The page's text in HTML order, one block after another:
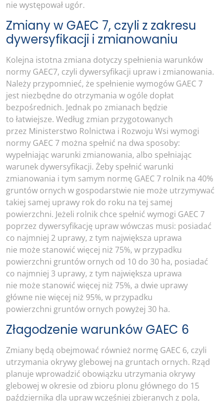
nie występował ugór.
Zmiany w GAEC 7, czyli z zakresu
dywersyfikacji i zmianowaniu
Kolejna istotna zmiana dotyczy spełnienia warunków
normy GAEC7, czyli dywersyfikacji upraw i zmianowania.
Należy przypomnieć, że spełnienie wymogów GAEC 7
jest niezbędne do otrzymania w ogóle dopłat
bezpośrednich. Jednak po zmianach będzie
to łatwiejsze. Według zmian przygotowanych
przez Ministerstwo Rolnictwa i Rozwoju Wsi wymogi
normy GAEC 7 można spełnić na dwa sposoby:
wypełniając warunki zmianowania, albo spełniając
warunek dywersyfikacji. Żeby spełnić warunki
zmianowania i tym samym normę GAEC 7 rolnik na 40%
gruntów ornych w gospodarstwie nie może utrzymywać
takiej samej uprawy rok do roku na tej samej
powierzchni. Jeżeli rolnik chce spełnić wymogi GAEC 7
poprzez dywersyfikację upraw wówczas musi: posiadać
co najmniej 2 uprawy, z tym największa uprawa
nie może stanowić więcej niż 75%, w przypadku
powierzchni gruntów ornych od 10 do 30 ha, posiadać
co najmniej 3 uprawy, z tym największa uprawa
nie może stanowić więcej niż 75%, a dwie uprawy
główne nie więcej niż 95%, w przypadku
powierzchni gruntów ornych powyżej 30 ha.
Złagodzenie warunków GAEC 6
Zmiany będą obejmować również normę GAEC 6, czyli
utrzymania okrywy glebowej na gruntach ornych. Rząd
planuje wprowadzić obowiązku utrzymania okrywy
glebowej w okresie od zbioru plonu głównego do 15
października dla upraw wcześniej zbieranych z pola,